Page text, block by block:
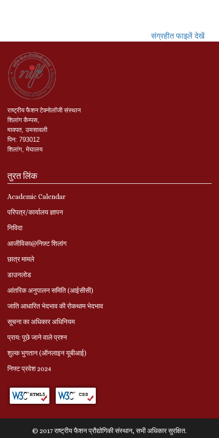
संग्रहीत फाइलें देखें
राष्ट्रीय फैशन टेक्नोलॉजी संस्थान
शिलांग कैम्पस
मावपत,उमसावली
पिन: 793012
शिलांग ,मेघालय
तुरत लिंक
Academic Calendar
परिपत्र/कार्यालय ज्ञापन
निविदा
आजीविका@निफ़्ट शिलांग
छात्र मामले
डाउनलोड
आंतरिक अनुपालन समिति (आईसीसी)
जाति आधारित भेदभाव की रोकथाम भेदभाव
सूचना का अधिकार अधिनियम
प्राय: पूछे जाने वाले प्रश्‍न
शुल्क भुगतान (ऑनलाइन यूबीआई)
निफ्ट प्रवेश 2024
© 2017 राष्ट्रीय फैशन प्रौद्योगिकी संस्थान, सभी अधिकार सुरक्षित.